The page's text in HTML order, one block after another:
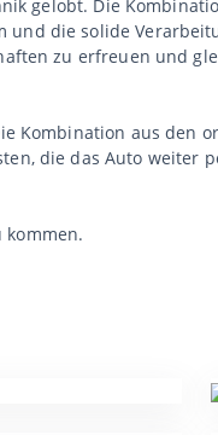
gelobt. Die
die solide
zu erfreuen und
Kombination aus den
die das Auto weiter
kommen.